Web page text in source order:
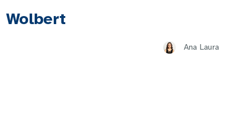
Wolbert
Ana Laura